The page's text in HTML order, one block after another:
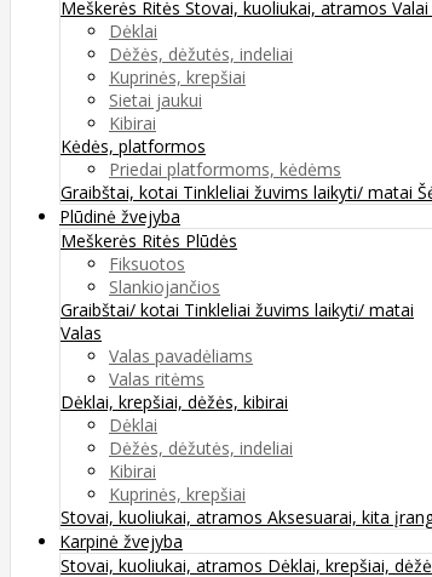
Meškerės Ritės Stovai, kuoliukai, atramos Valai
Dėklai
Dėžės, dėžutės, indeliai
Kuprinės, krepšiai
Sietai jaukui
Kibirai
Kėdės, platformos
Priedai platformoms, kėdėms
Graibštai, kotai Tinkleliai žuvims laikyti/ matai
Plūdinė žvejyba
Meškerės Ritės Plūdės
Fiksuotos
Slankiojančios
Graibštai/ kotai Tinkleliai žuvims laikyti/ matai
Valas
Valas pavadėliams
Valas ritėms
Dėklai, krepšiai, dėžės, kibirai
Dėklai
Dėžės, dėžutės, indeliai
Kibirai
Kuprinės, krepšiai
Stovai, kuoliukai, atramos Aksesuarai, kita
Karpinė žvejyba
Stovai, kuoliukai, atramos Dėklai, krepšiai,